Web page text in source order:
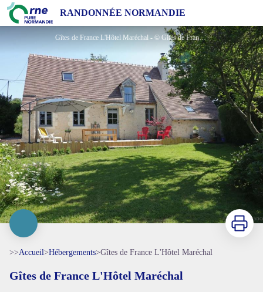
RANDONNÉE NORMANDIE
Gîtes de France L'Hôtel Maréchal
Gîtes de France L'Hôtel Maréchal - © Gites de France Orne
Imprimer
>>Accueil>Hébergements>Gîtes de France L'Hôtel Maréchal
Gîtes de France L'Hôtel Maréchal